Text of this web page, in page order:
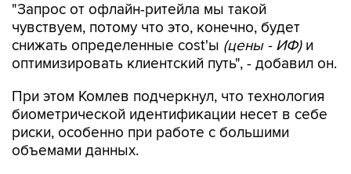
"Запрос от офлайн-ритейла мы такой
чувствуем, потому что это, конечно, будет
снижать определенные cost'ы (цены - ИФ)и
оптимизировать клиентский путь", - добавил он.
При этом Комлев подчеркнул, что технология
биометрической идентификации несет в себе
риски, особенно при работе с большими
объемами данных.